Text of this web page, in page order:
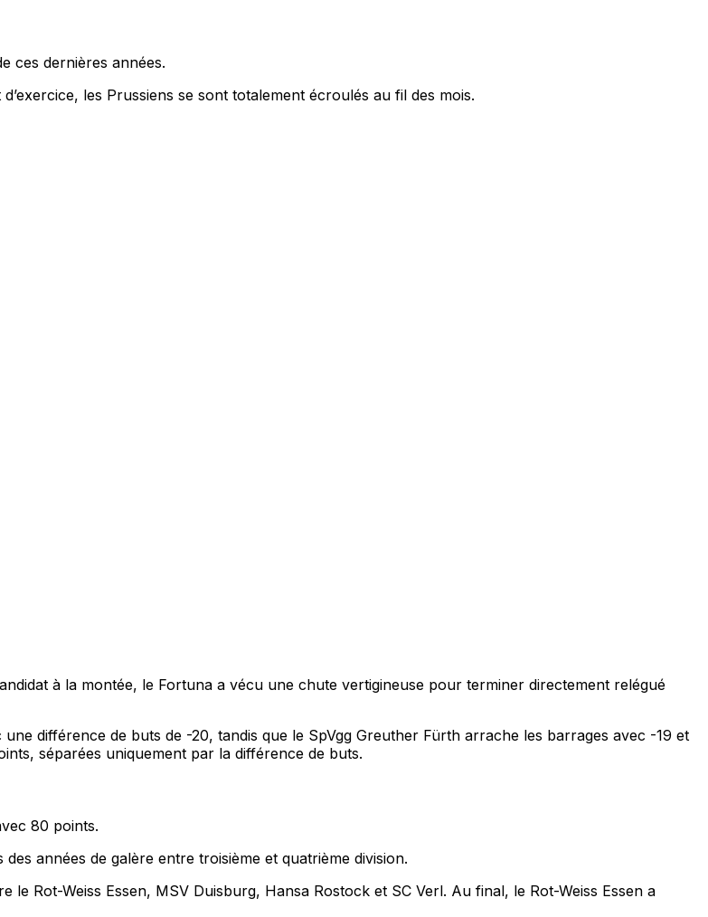
ces dernières années.
les Prussiens se sont totalement écroulés au fil des mois.
à la montée, le Fortuna a vécu une chute vertigineuse pour terminer directement relégué
différence de buts de -20, tandis que le SpVgg Greuther Fürth arrache les barrages avec -19 et
séparées uniquement par la différence de buts.
80 points.
années de galère entre troisième et quatrième division.
Rot-Weiss Essen, MSV Duisburg, Hansa Rostock et SC Verl. Au final, le Rot-Weiss Essen a